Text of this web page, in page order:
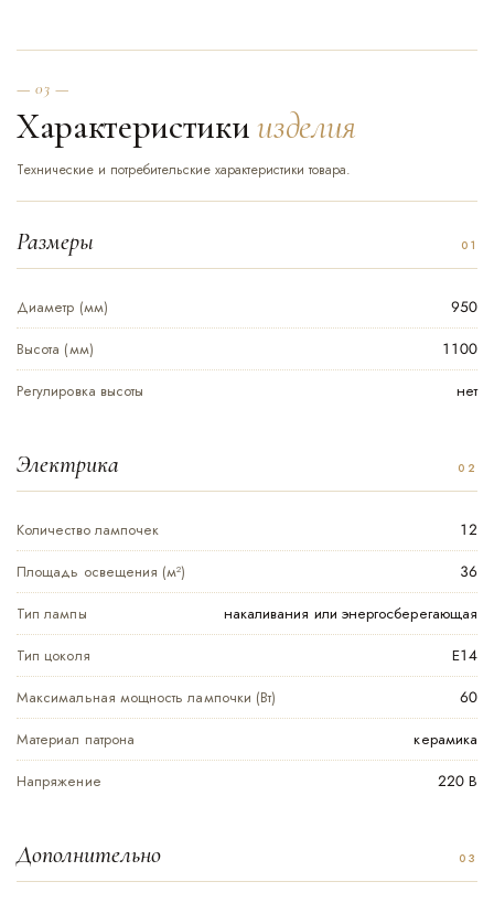
— 03 —
Характеристикиизделия
Технические и потребительские характеристики товара.
Размеры
Диаметр (мм)
950
Высота (мм)
1100
Регулировка высоты
нет
Электрика
Количество лампочек
12
Площадь освещения (м²)
36
Тип лампы
накаливания или энергосберегающая
Тип цоколя
Е14
Максимальная мощность лампочки (Вт)
60
Материал патрона
керамика
Напряжение
220 В
Дополнительно